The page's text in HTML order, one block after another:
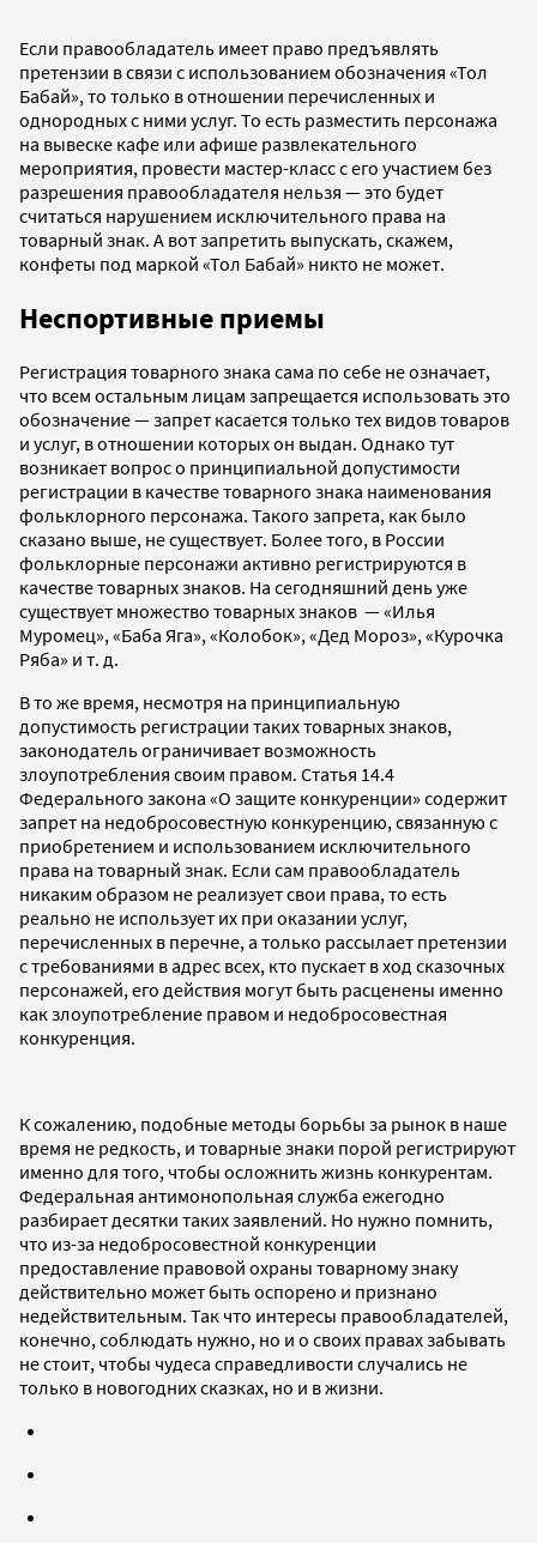
Если правообладатель имеет право предъявлять
претензии в связи с использованием обозначения «Тол
Бабай», то только в отношении перечисленных и
однородных с ними услуг. То есть разместить персонажа
на вывеске кафе или афише развлекательного
мероприятия, провести мастер-класс с его участием без
разрешения правообладателя нельзя — это будет
считаться нарушением исключительного права на
товарный знак. А вот запретить выпускать, скажем,
конфеты под маркой «Тол Бабай» никто не может.
Неспортивные приемы
Регистрация товарного знака сама по себе не означает,
что всем остальным лицам запрещается использовать это
обозначение — запрет касается только тех видов товаров
и услуг, в отношении которых он выдан. Однако тут
возникает вопрос о принципиальной допустимости
регистрации в качестве товарного знака наименования
фольклорного персонажа. Такого запрета, как было
сказано выше, не существует. Более того, в России
фольклорные персонажи активно регистрируются в
качестве товарных знаков. На сегодняшний день уже
существует множество товарных знаков — «Илья
Муромец», «Баба Яга», «Колобок», «Дед Мороз», «Курочка
Ряба» и т. д.
В то же время, несмотря на принципиальную
допустимость регистрации таких товарных знаков,
законодатель ограничивает возможность
злоупотребления своим правом. Статья 14.4
Федерального закона «О защите конкуренции» содержит
запрет на недобросовестную конкуренцию, связанную с
приобретением и использованием исключительного
права на товарный знак. Если сам правообладатель
никаким образом не реализует свои права, то есть
реально не использует их при оказании услуг,
перечисленных в перечне, а только рассылает претензии
с требованиями в адрес всех, кто пускает в ход сказочных
персонажей, его действия могут быть расценены именно
как злоупотребление правом и недобросовестная
конкуренция.
К сожалению, подобные методы борьбы за рынок в наше
время не редкость, и товарные знаки порой регистрируют
именно для того, чтобы осложнить жизнь конкурентам.
Федеральная антимонопольная служба ежегодно
разбирает десятки таких заявлений. Но нужно помнить,
что из-за недобросовестной конкуренции
предоставление правовой охраны товарному знаку
действительно может быть оспорено и признано
недействительным. Так что интересы правообладателей,
конечно, соблюдать нужно, но и о своих правах забывать
не стоит, чтобы чудеса справедливости случались не
только в новогодних сказках, но и в жизни.